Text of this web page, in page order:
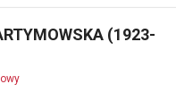
(1923-